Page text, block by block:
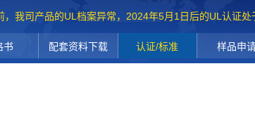
，我司产品的UL档案异常，2024年5月1日后的UL认证
书 配套资料下载 认证/标准 样品申